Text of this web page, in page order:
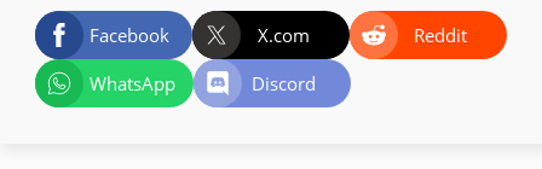
Facebook X.com
Reddit
WhatsApp
Discord